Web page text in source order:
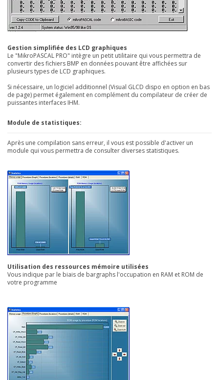
Gestion simplifiée des LCD graphiques
Le "MikroPASCAL PRO" intègre un petit utilitaire qui vous permettra de
convertir des fichiers BMP en données pouvant être affichées sur
plusieurs types de LCD graphiques.
Si nécessaire, un logiciel additionnel (Visual GLCD dispo en option en bas
de page) permet également en complément du compilateur de créer de
puissantes interfaces IHM.
Module de statistiques:
Après une compilation sans erreur, il vous est possible d'activer un
module qui vous permettra de consulter diverses statistiques.
Utilisation des ressources mémoire utilisées
Vous indique par le biais de bargraphs l'occupation en RAM et ROM de
votre programme